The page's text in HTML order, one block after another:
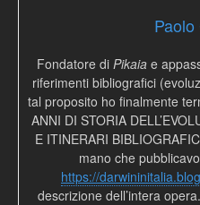
Fondatore di Pikaiae
riferimenti bibliografici
tal proposito ho finalmente
ANNI DI STORIA
E ITINERARI
mano che
https://
descrizione dell’intera